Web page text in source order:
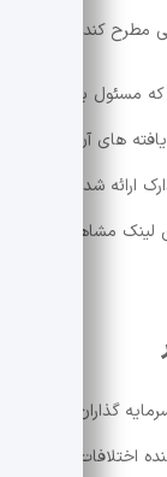
مطرح کند.
مسئول بررسی
های آن را
ارائه شده به
لینک مشاهده
گذاران
اختلافات